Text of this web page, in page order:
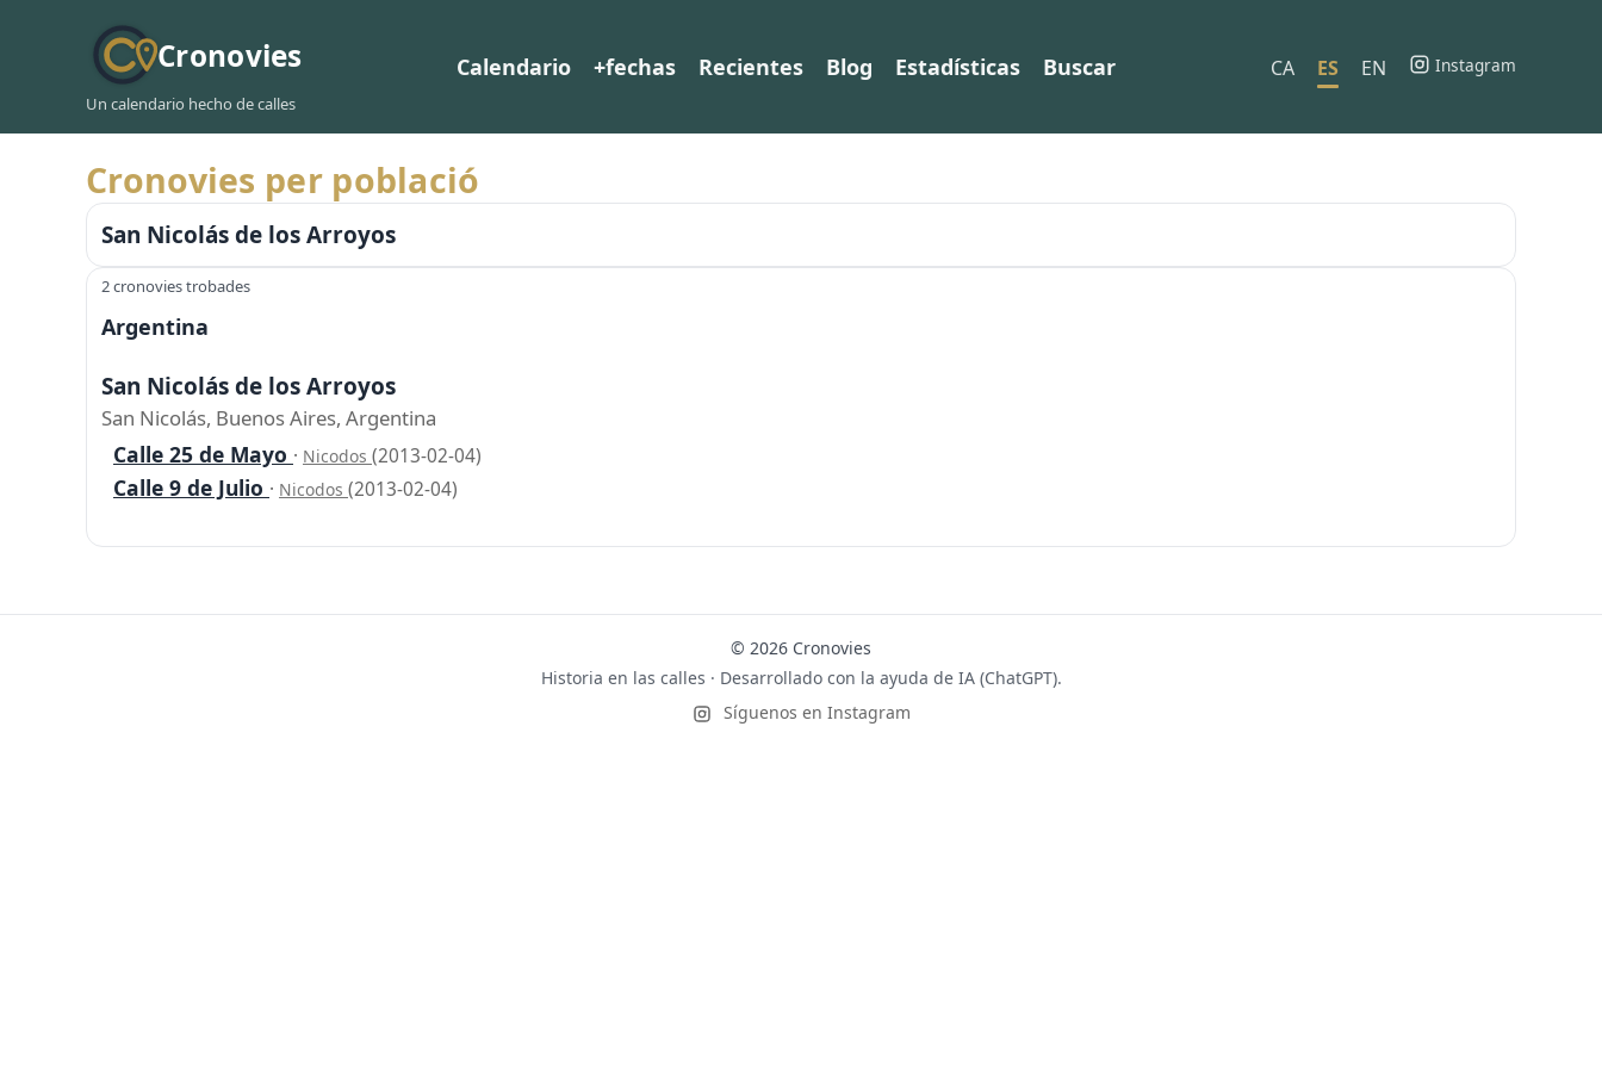
Cronovies
Un calendario hecho de calles
Calendario +fechas Recientes Blog Estadísticas Buscar CA ES EN Instagram
Cronovies per població
San Nicolás de los Arroyos
2 cronovies trobades
Argentina
San Nicolás de los Arroyos
San Nicolás, Buenos Aires, Argentina
Calle 25 de Mayo · Nicodos (2013-02-04)
Calle 9 de Julio · Nicodos (2013-02-04)
© 2026 Cronovies
Historia en las calles · Desarrollado con la ayuda de IA (ChatGPT).
Síguenos en Instagram